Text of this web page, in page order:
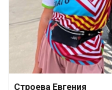
Строева Евгения